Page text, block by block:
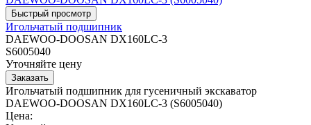
Игольчатый подшипник
DAEWOO-DOOSAN DX160LC-3
S6005040
Уточняйте цену
Игольчатый подшипник для гусеничный экскаватор
DAEWOO-DOOSAN DX160LC-3 (S6005040)
Цена: